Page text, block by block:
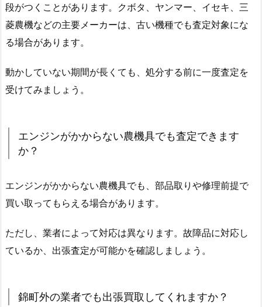
段がつくことがあります。クボタ、ヤンマー、イセキ、三
菱農機などの主要メーカーは、古い機種でも査定対象にな
る場合があります。
動かしていない期間が長くても、処分する前に一度査定を
受けてみましょう。
エンジンがかからない農機具でも査定できます
か？
エンジンがかからない農機具でも、部品取りや修理前提で
買い取ってもらえる場合があります。
ただし、業者によって対応は異なります。故障品に対応し
ているか、出張査定が可能かを確認しましょう。
錦町外の業者でも出張買取してくれますか？